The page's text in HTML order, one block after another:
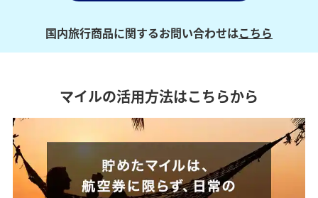
国内旅行商品に関するお問い合わせはこちら
マイルの活用方法はこちらから